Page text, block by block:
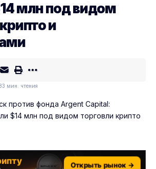
млн под видом
и
3 мин. чтения
Открыть рынок →